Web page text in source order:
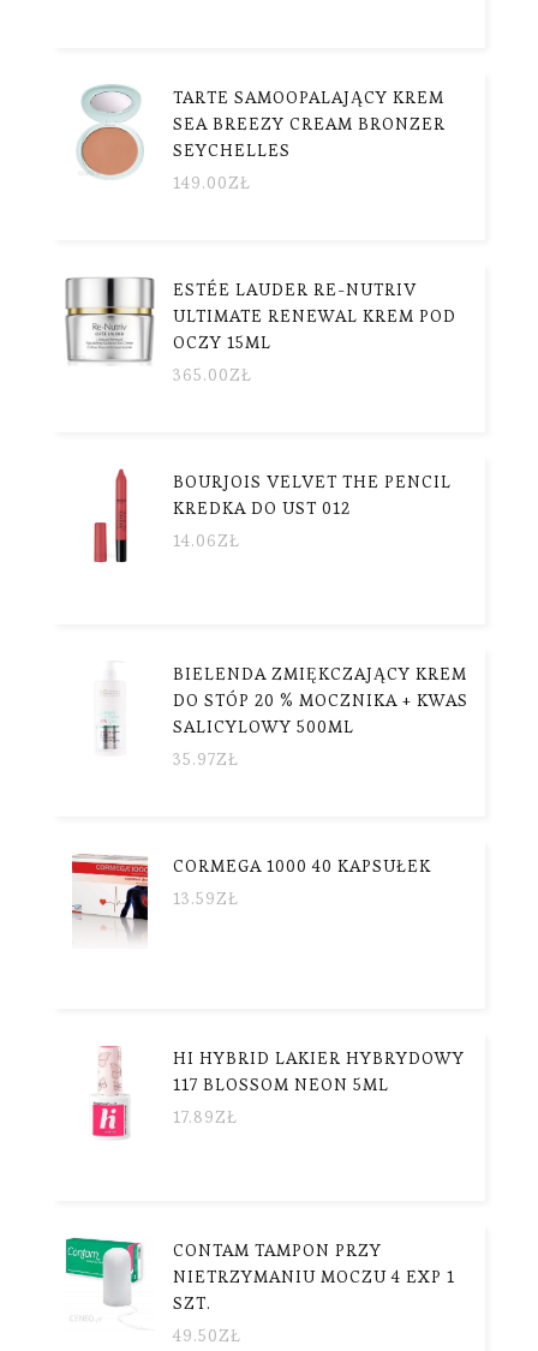
TARTE SAMOOPALAJĄCY KREM
SEA BREEZY CREAM BRONZER
SEYCHELLES
149.00ZŁ
ESTÉE LAUDER RE-NUTRIV
ULTIMATE RENEWAL KREM POD
OCZY 15ML
365.00ZŁ
BOURJOIS VELVET THE PENCIL
KREDKA DO UST 012
14.06ZŁ
BIELENDA ZMIĘKCZAJĄCY KREM
DO STÓP 20 % MOCZNIKA + KWAS
SALICYLOWY 500ML
35.97ZŁ
CORMEGA 1000 40 KAPSUŁEK
13.59ZŁ
HI HYBRID LAKIER HYBRYDOWY
117 BLOSSOM NEON 5ML
17.89ZŁ
CONTAM TAMPON PRZY
NIETRZYMANIU MOCZU 4 EXP 1
SZT.
49.50ZŁ